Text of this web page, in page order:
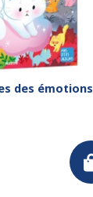
des émotions